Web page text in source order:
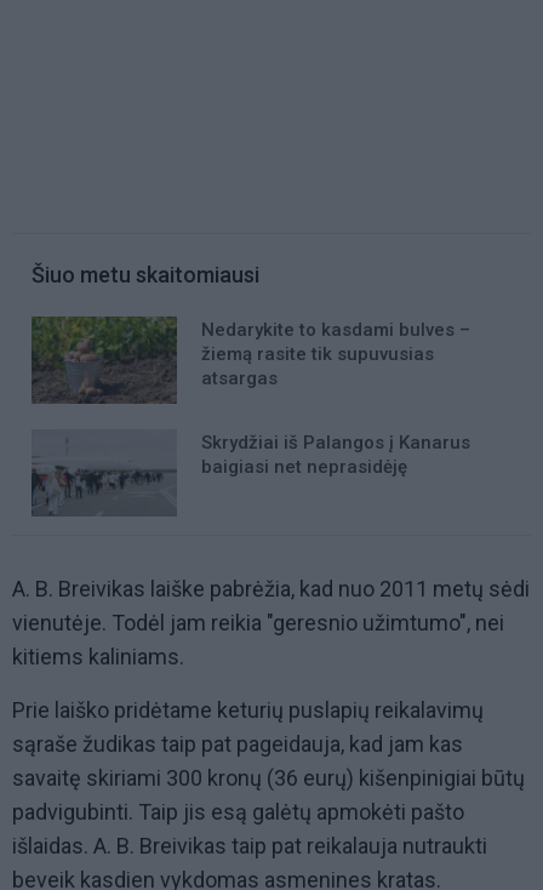
Šiuo metu skaitomiausi
Nedarykite to kasdami bulves –
žiemą rasite tik supuvusias
atsargas
Skrydžiai iš Palangos į Kanarus
baigiasi net neprasidėję
A. B. Breivikas laiške pabrėžia, kad nuo 2011 metų sėdi
vienutėje. Todėl jam reikia "geresnio užimtumo", nei
kitiems kaliniams.
Prie laiško pridėtame keturių puslapių reikalavimų
sąraše žudikas taip pat pageidauja, kad jam kas
savaitę skiriami 300 kronų (36 eurų) kišenpinigiai būtų
padvigubinti. Taip jis esą galėtų apmokėti pašto
išlaidas. A. B. Breivikas taip pat reikalauja nutraukti
beveik kasdien vykdomas asmenines kratas.